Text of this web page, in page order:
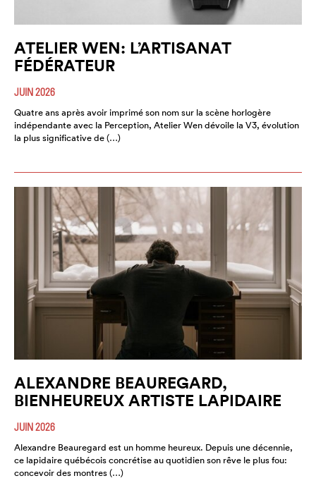
ATELIER WEN: L’ARTISANAT
FÉDÉRATEUR
JUIN 2026
Quatre ans après avoir imprimé son nom sur la scène horlogère
indépendante avec la Perception, Atelier Wen dévoile la V3, évolution
la plus significative de (…)
ALEXANDRE BEAUREGARD,
BIENHEUREUX ARTISTE LAPIDAIRE
JUIN 2026
Alexandre Beauregard est un homme heureux. Depuis une décennie,
ce lapidaire québécois concrétise au quotidien son rêve le plus fou:
concevoir des montres (…)